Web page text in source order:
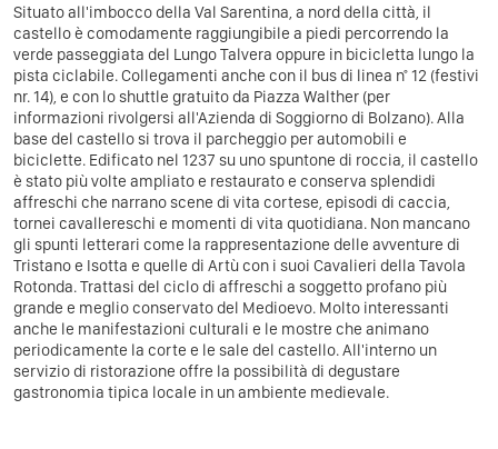
Situato all'imbocco della Val Sarentina, a nord della città, il
castello è comodamente raggiungibile a piedi percorrendo la
verde passeggiata del Lungo Talvera oppure in bicicletta lungo la
pista ciclabile. Collegamenti anche con il bus di linea n° 12 (festivi
nr. 14), e con lo shuttle gratuito da Piazza Walther (per
informazioni rivolgersi all'Azienda di Soggiorno di Bolzano). Alla
base del castello si trova il parcheggio per automobili e
biciclette. Edificato nel 1237 su uno spuntone di roccia, il castello
è stato più volte ampliato e restaurato e conserva splendidi
affreschi che narrano scene di vita cortese, episodi di caccia,
tornei cavallereschi e momenti di vita quotidiana. Non mancano
gli spunti letterari come la rappresentazione delle avventure di
Tristano e Isotta e quelle di Artù con i suoi Cavalieri della Tavola
Rotonda. Trattasi del ciclo di affreschi a soggetto profano più
grande e meglio conservato del Medioevo. Molto interessanti
anche le manifestazioni culturali e le mostre che animano
periodicamente la corte e le sale del castello. All'interno un
servizio di ristorazione offre la possibilità di degustare
gastronomia tipica locale in un ambiente medievale.